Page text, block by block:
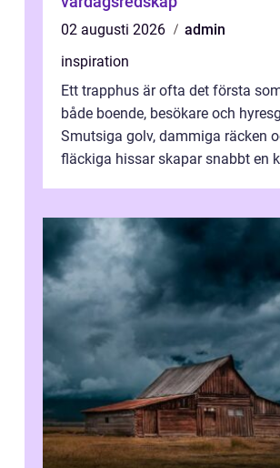
02 augusti 2026
admin
inspiration
Ett trapphus är ofta det första
både boende, besökare och
Smutsiga golv, dammiga räcken
fläckiga hissar skapar snabbt en